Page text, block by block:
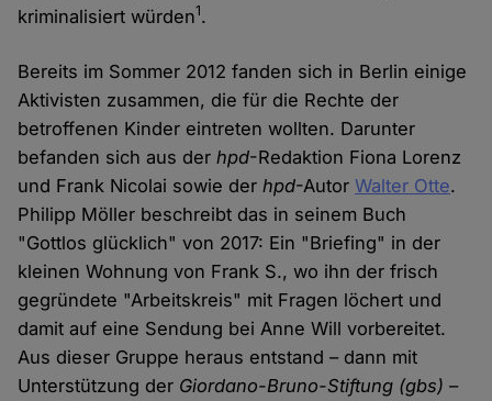
kriminalisiert würden1.
Bereits im Sommer 2012 fanden sich in Berlin einige
Aktivisten zusammen, die für die Rechte der
betroffenen Kinder eintreten wollten. Darunter
befanden sich aus derhpd-Redaktion Fiona Lorenz
und Frank Nicolai sowie derhpd-AutorWalter Otte.
Philipp Möller beschreibt das in seinem Buch
"Gottlos glücklich" von 2017: Ein "Briefing" in der
kleinen Wohnung von Frank S., wo ihn der frisch
gegründete "Arbeitskreis" mit Fragen löchert und
damit auf eine Sendung bei Anne Will vorbereitet.
Aus dieser Gruppe heraus entstand – dann mit
Unterstützung der Giordano-Bruno-Stiftung (gbs) –